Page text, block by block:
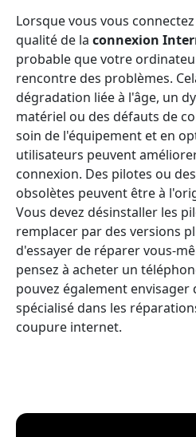
Lorsque vous vous
qualité de la connexion
probable que votre
rencontre des problèmes.
dégradation liée à l'âge, un
matériel ou des défauts de
soin de l'équipement et en
utilisateurs peuvent
connexion. Des pilotes ou
obsolètes peuvent être à
Vous devez désinstaller les
remplacer par des versions
d'essayer de réparer vous-
pensez à acheter un
pouvez également envisager
spécialisé dans les
coupure internet.